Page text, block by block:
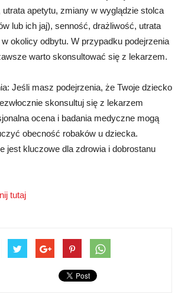
apetytu, zmiany w wyglądzie stolca
lub ich jaj), senność, drażliwość, utrata
w okolicy odbytu. W przypadku podejrzenia
warto skonsultować się z lekarzem.
Jeśli masz podejrzenia, że Twoje dziecko
skonsultuj się z lekarzem
ocena i badania medyczne mogą
obecność robaków u dziecka.
jest kluczowe dla zdrowia i dobrostanu
tutaj